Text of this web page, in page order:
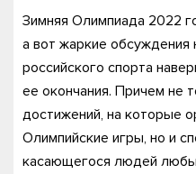
Зимняя Олимпиада 2022
а вот жаркие
российского спорта
ее окончания. Причем не
достижений, на которые
Олимпийские игры, но и
касающегося людей